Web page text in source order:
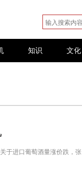
知识 文化
于进口葡萄酒量涨价跌，张